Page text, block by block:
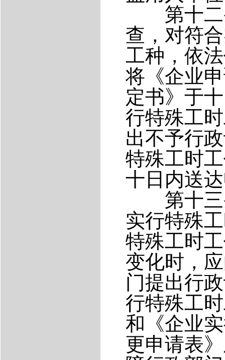
第十二
查，对符
工种，依
将《企业
定书》于
行特殊工
出不予行
特殊工时
十日内送
第十三
实行特殊
特殊工时
变化时，
门提出行
行特殊工
和《企业
更申请表